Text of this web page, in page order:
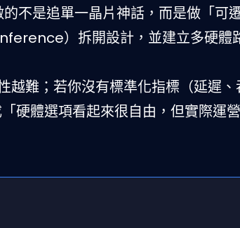
不是追單一晶片神話，而是做「可
）拆開設計，並建立多硬體
難；若你沒有標準化指標（延遲、
硬體選項看起來很自由，但實際運